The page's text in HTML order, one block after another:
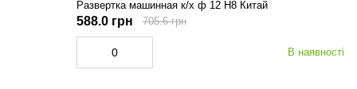
Развертка машинная к/х ф 12 Н8 Китай
В наявності
588.0 грн 705.6 грн